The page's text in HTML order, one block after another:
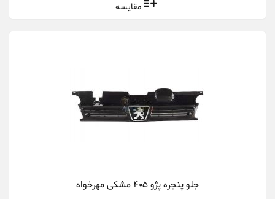
مقایسه
جلو پنجره پژو 405 مشکی مهرخواه